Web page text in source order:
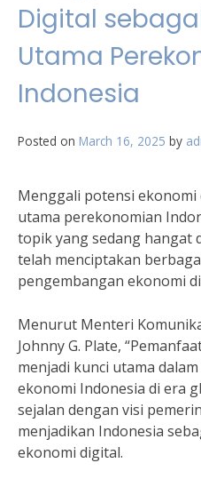
Digital
Utama
Indonesia
Posted on March 16, 2025 by
Menggali potensi
utama perekonomian
topik yang sedang hangat
telah menciptakan
pengembangan ekonomi
Menurut Menteri
Johnny G. Plate,
menjadi kunci utama
ekonomi Indonesia di era
sejalan dengan visi
menjadikan Indonesia
ekonomi digital.